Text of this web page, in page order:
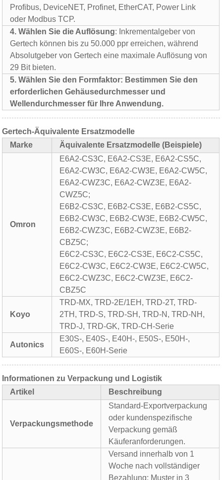
Profibus, DeviceNET, Profinet, EtherCAT, Power Link
oder Modbus TCP.
4. Wählen Sie die Auflösung: Inkrementalgeber von
Gertech können bis zu 50.000 ppr erreichen, während
Absolutgeber von Gertech eine maximale Auflösung von
29 Bit bieten.
5. Wählen Sie den Formfaktor: Bestimmen Sie den
erforderlichen Gehäusedurchmesser und
Wellendurchmesser für Ihre Anwendung.
Gertech-Äquivalente Ersatzmodelle
Marke
Äquivalente Ersatzmodelle (Beispiele)
Omron
E6A2-CS3C, E6A2-CS3E, E6A2-CS5C,
E6A2-CW3C, E6A2-CW3E, E6A2-CW5C,
E6A2-CWZ3C, E6A2-CWZ3E, E6A2-
CWZ5C;
E6B2-CS3C, E6B2-CS3E, E6B2-CS5C,
E6B2-CW3C, E6B2-CW3E, E6B2-CW5C,
E6B2-CWZ3C, E6B2-CWZ3E, E6B2-
CBZ5C;
E6C2-CS3C, E6C2-CS3E, E6C2-CS5C,
E6C2-CW3C, E6C2-CW3E, E6C2-CW5C,
E6C2-CWZ3C, E6C2-CWZ3E, E6C2-
CBZ5C
Koyo
TRD-MX, TRD-2E/1EH, TRD-2T, TRD-
2TH, TRD-S, TRD-SH, TRD-N, TRD-NH,
TRD-J, TRD-GK, TRD-CH-Serie
Autonics
E30S-, E40S-, E40H-, E50S-, E50H-,
E60S-, E60H-Serie
Informationen zu Verpackung und Logistik
Artikel
Beschreibung
Verpackungsmethode
Standard-Exportverpackung
oder kundenspezifische
Verpackung gemäß
Käuferanforderungen.
Versand innerhalb von 1
Woche nach vollständiger
Bezahlung; Muster in 3